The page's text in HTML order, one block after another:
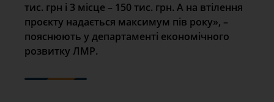
тис. грн і 3 місце – 150 тис. грн. А на втілення
проєкту надається максимум пів року», –
пояснюють у департаменті економічного
розвитку ЛМР.